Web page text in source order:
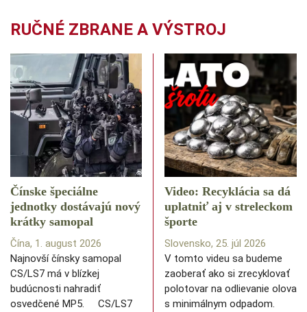
RUČNÉ ZBRANE A VÝSTROJ
Čínske špeciálne
jednotky dostávajú nový
krátky samopal
Čína, 1. august 2026
Najnovší čínsky samopal
CS/LS7 má v blízkej
budúcnosti nahradiť
osvedčené MP5. CS/LS7
Video: Recyklácia sa dá
uplatniť aj v streleckom
športe
Slovensko, 25. júl 2026
V tomto videu sa budeme
zaoberať ako si zrecyklovať
polotovar na odlievanie olova
s minimálnym odpadom.